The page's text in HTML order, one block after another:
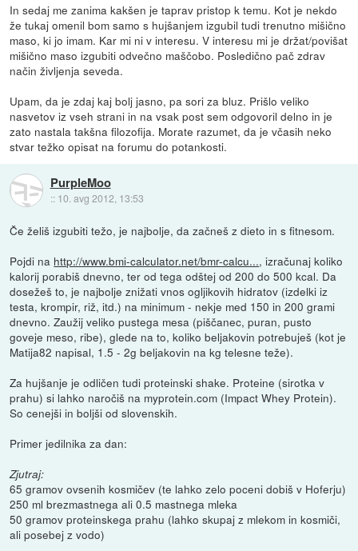
In sedaj me zanima kakšen je taprav pristop k temu. Kot je nekdo
že tukaj omenil bom samo s hujšanjem izgubil tudi trenutno mišično
maso, ki jo imam. Kar mi ni v interesu. V interesu mi je držat/povišat
mišično maso izgubiti odvečno maščobo. Posledično pač zdrav
način življenja seveda.
Upam, da je zdaj kaj bolj jasno, pa sori za bluz. Prišlo veliko
nasvetov iz vseh strani in na vsak post sem odgovoril delno in je
zato nastala takšna filozofija. Morate razumet, da je včasih neko
stvar težko opisat na forumu do potankosti.
PurpleMoo
:: 10. avg 2012, 13:53
Če želiš izgubiti težo, je najbolje, da začneš z dieto in s fitnesom.
Pojdi na http://www.bmi-calculator.net/bmr-calcu..., izračunaj koliko
kalorij porabiš dnevno, ter od tega odštej od 200 do 500 kcal. Da
dosežeš to, je najbolje znižati vnos ogljikovih hidratov (izdelki iz
testa, krompir, riž, itd.) na minimum - nekje med 150 in 200 grami
dnevno. Zaužij veliko pustega mesa (piščanec, puran, pusto
goveje meso, ribe), glede na to, koliko beljakovin potrebuješ (kot je
Matija82 napisal, 1.5 - 2g beljakovin na kg telesne teže).
Za hujšanje je odličen tudi proteinski shake. Proteine (sirotka v
prahu) si lahko naročiš na myprotein.com (Impact Whey Protein).
So cenejši in boljši od slovenskih.
Primer jedilnika za dan:
Zjutraj:
65 gramov ovsenih kosmičev (te lahko zelo poceni dobiš v Hoferju)
250 ml brezmastnega ali 0.5 mastnega mleka
50 gramov proteinskega prahu (lahko skupaj z mlekom in kosmiči,
ali posebej z vodo)